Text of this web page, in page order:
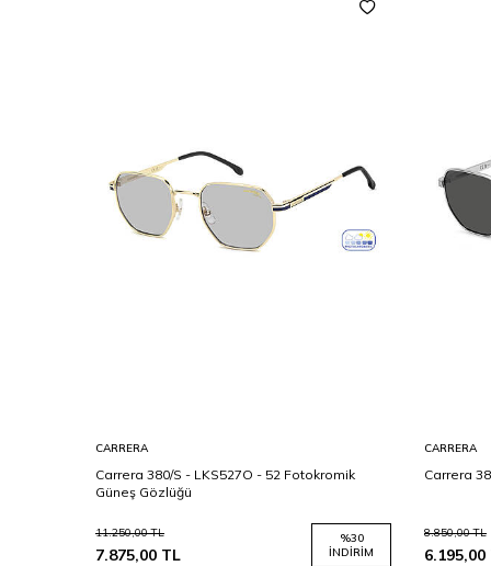
CARRERA
Carrera 380/S - LKS527O - 52 Fotokromik
Güneş Gözlüğü
11.250,00TL
7.875,00 TL
%30
İNDIRIM
CARRERA
Carrera
8.850,00TL
6.195,00